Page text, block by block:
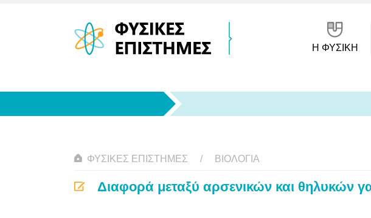
Η ΦΥΣΙΚΗ
ΦΥΣΙΚΈΣ ΕΠΙΣΤΉΜΕΣ ΒΙΟΛΟΓΊΑ
Διαφορά μεταξύ αρσενικών και θηλυκών